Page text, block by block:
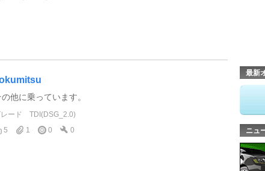
他に乗っています。
ード
TDI(DSG_2.0)
5
1 0 0
最新
ニュ